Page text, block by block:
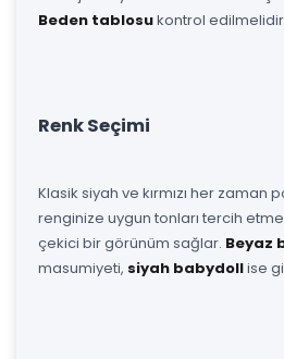
Beden tablosukontrol
Renk Seçimi
Klasik siyah ve kırmızı her zaman
renginize uygun tonları tercih
çekici bir görünüm sağlar. Beyaz
masumiyeti, siyah babydollise